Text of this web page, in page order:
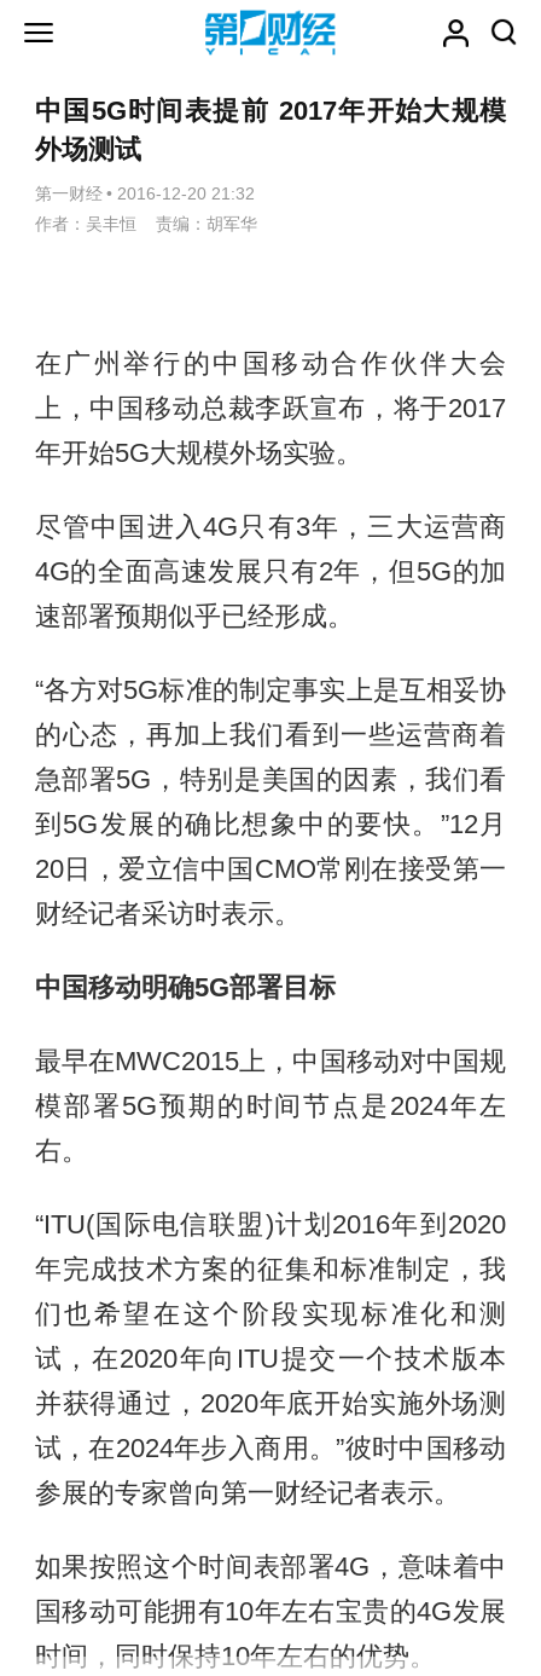
中国5G时间表提前 2017年开始大规模
外场测试
第一财经 • 2016-12-20 21:32
作者：吴丰恒 责编：胡军华
在广州举行的中国移动合作伙伴大会
上，中国移动总裁李跃宣布，将于2017
年开始5G大规模外场实验。
尽管中国进入4G只有3年，三大运营商
4G的全面高速发展只有2年，但5G的加
速部署预期似乎已经形成。
“各方对5G标准的制定事实上是互相妥协
的心态，再加上我们看到一些运营商着
急部署5G，特别是美国的因素，我们看
到5G发展的确比想象中的要快。”12月
20日，爱立信中国CMO常刚在接受第一
财经记者采访时表示。
中国移动明确5G部署目标
最早在MWC2015上，中国移动对中国规
模部署5G预期的时间节点是2024年左
右。
“ITU(国际电信联盟)计划2016年到2020
年完成技术方案的征集和标准制定，我
们也希望在这个阶段实现标准化和测
试，在2020年向ITU提交一个技术版本
并获得通过，2020年底开始实施外场测
试，在2024年步入商用。”彼时中国移动
参展的专家曾向第一财经记者表示。
如果按照这个时间表部署4G，意味着中
国移动可能拥有10年左右宝贵的4G发展
时间，同时保持10年左右的优势。